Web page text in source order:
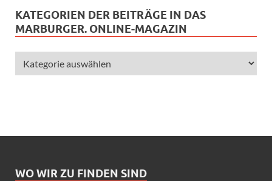
KATEGORIEN DER BEITRÄGE IN DAS
MARBURGER. ONLINE-MAGAZIN
WO WIR ZU FINDEN SIND